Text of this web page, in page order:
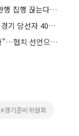
양우식 경기도의회 운영위원장, 광고비 관행 집행 끊는다…지역언론 지원조례 대표발의
추미애 "2년 안에 성과로 증명"…민주당 경기 당선자 409명 '오직 민생' 결의
이상일, 당선증 손에 쥐자마자 "여야 없다"…협치 선언으로 민선 9기 포문
#경기준비위원회